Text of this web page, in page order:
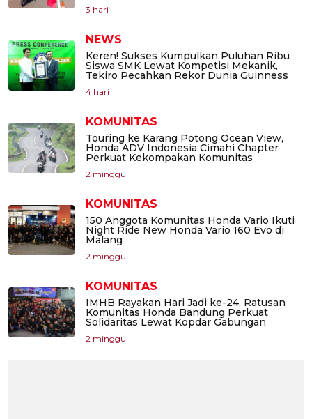
3 hari
NEWS
Keren! Sukses Kumpulkan Puluhan Ribu
Siswa SMK Lewat Kompetisi Mekanik,
Tekiro Pecahkan Rekor Dunia Guinness
4 hari
KOMUNITAS
Touring ke Karang Potong Ocean View,
Honda ADV Indonesia Cimahi Chapter
Perkuat Kekompakan Komunitas
2 minggu
KOMUNITAS
150 Anggota Komunitas Honda Vario Ikuti
Night Ride New Honda Vario 160 Evo di
Malang
2 minggu
KOMUNITAS
IMHB Rayakan Hari Jadi ke-24, Ratusan
Komunitas Honda Bandung Perkuat
Solidaritas Lewat Kopdar Gabungan
2 minggu